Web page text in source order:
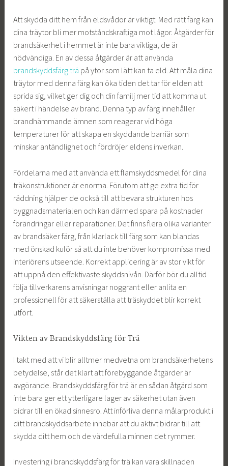
Att skydda ditt hem från eldsvådor är viktigt. Med rätt färg kan
dina träytor bli mer motståndskraftiga mot lågor. Åtgärder för
brandsäkerhet i hemmet är inte bara viktiga, de är
nödvändiga. En av dessa åtgärder är att använda
brandskyddsfärg trä på ytor som lätt kan ta eld. Att måla dina
träytor med denna färg kan öka tiden det tar för elden att
sprida sig, vilket ger dig och din familj mer tid att komma ut
säkert i händelse av brand. Denna typ av färg innehåller
brandhämmande ämnen som reagerar vid höga
temperaturer för att skapa en skyddande barriär som
minskar antändlighet och fördröjer eldens inverkan.
Fördelarna med att använda ett flamskyddsmedel för dina
träkonstruktioner är enorma. Förutom att ge extra tid för
räddning hjälper de också till att bevara strukturen hos
byggnadsmaterialen och kan därmed spara på kostnader
förändringar eller reparationer. Det finns flera olika varianter
av brandsäker färg, från klarlack till färg som kan blandas
med önskad kulör så att du inte behöver kompromissa med
interiörens utseende. Korrekt applicering är av stor vikt för
att uppnå den effektivaste skyddsnivån. Därför bör du alltid
följa tillverkarens anvisningar noggrant eller anlita en
professionell för att säkerställa att träskyddet blir korrekt
utfört.
Vikten av Brandskyddsfärg för Trä
I takt med att vi blir alltmer medvetna om brandsäkerhetens
betydelse, står det klart att förebyggande åtgärder är
avgörande. Brandskyddsfärg för trä är en sådan åtgärd som
inte bara ger ett ytterligare lager av säkerhet utan även
bidrar till en ökad sinnesro. Att införliva denna målarprodukt i
ditt brandskyddsarbete innebär att du aktivt bidrar till att
skydda ditt hem och de värdefulla minnen det rymmer.
Investering i brandskyddsfärg för trä kan vara skillnaden